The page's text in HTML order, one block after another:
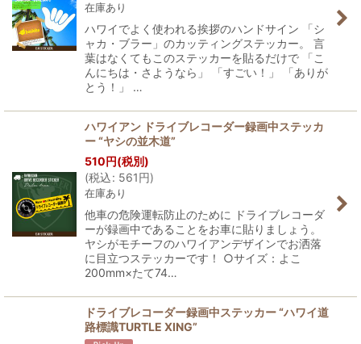
在庫あり
ハワイでよく使われる挨拶のハンドサイン 「シ
ャカ・ブラー」のカッティングステッカー。 言
葉はなくてもこのステッカーを貼るだけで 「こ
んにちは・さようなら」 「すごい！」 「ありが
とう！」 …
ハワイアン ドライブレコーダー録画中ステッカ
ー “ヤシの並木道”
510円(税別)
(税込: 561円)
在庫あり
他車の危険運転防止のために ドライブレコーダ
ーが録画中であることをお車に貼りましょう。
ヤシがモチーフのハワイアンデザインでお洒落
に目立つステッカーです！ ○サイズ：よこ
200mm×たて74…
ドライブレコーダー録画中ステッカー “ハワイ道
路標識TURTLE XING”